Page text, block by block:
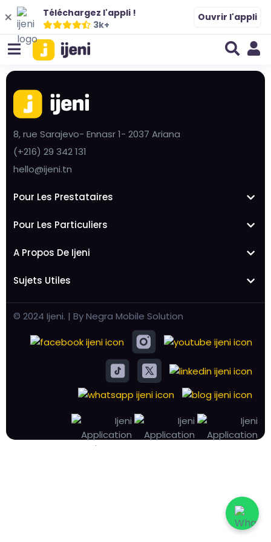
Téléchargez l'appli !
3k+
Ouvrir l'appli
8, rue Sarajevo- Ennasr 1- 2037 Ariana
(+216) 29 342 131
hello@ijeni.tn
Pour Les Prestataires
Pour Les Particuliers
A Propos De Ijeni
Sujets Utiles
© 2024 Ijeni. | By Negra Mobile Solution